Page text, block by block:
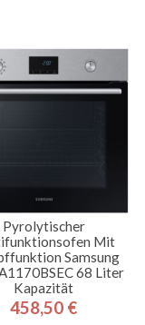
Pyrolytischer
Mit
Samsung
68 Liter
Kapazität
Preis
458,50 €